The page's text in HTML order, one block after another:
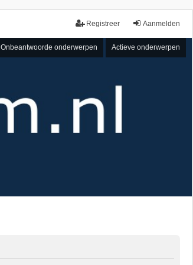
Aanmelden
Registreer
Onbeantwoorde onderwerpen Actieve onderwerpen